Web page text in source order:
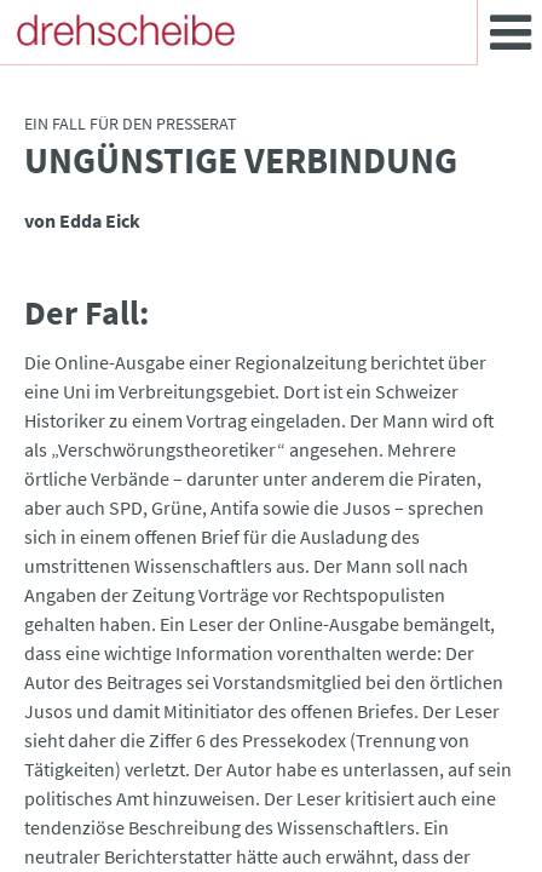
EIN FALL FÜR DEN PRESSERAT
:UNGÜNSTIGE VERBINDUNG
von Edda Eick
Der Fall:
Die Online-Ausgabe einer Regionalzeitung berichtet über
eine Uni im Verbreitungsgebiet. Dort ist ein Schweizer
Historiker zu einem Vortrag eingeladen. Der Mann wird oft
als „Verschwörungstheoretiker“ angesehen. Mehrere
örtliche Verbände – darunter unter anderem die Piraten,
aber auch SPD, Grüne, Antifa sowie die Jusos – sprechen
sich in einem offenen Brief für die Ausladung des
umstrittenen Wissenschaftlers aus. Der Mann soll nach
Angaben der Zeitung Vorträge vor Rechtspopulisten
gehalten haben. Ein Leser der Online-Ausgabe bemängelt,
dass eine wichtige Information vorenthalten werde: Der
Autor des Beitrages sei Vorstandsmitglied bei den örtlichen
Jusos und damit Mitinitiator des offenen Briefes. Der Leser
sieht daher die Ziffer 6 des Pressekodex (Trennung von
Tätigkeiten) verletzt. Der Autor habe es unterlassen, auf sein
politisches Amt hinzuweisen. Der Leser kritisiert auch eine
tendenziöse Beschreibung des Wissenschaftlers. Ein
neutraler Berichterstatter hätte auch erwähnt, dass der